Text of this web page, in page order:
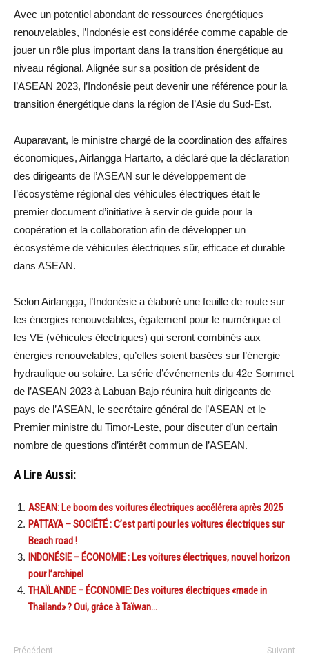
Avec un potentiel abondant de ressources énergétiques
renouvelables, l’Indonésie est considérée comme capable de
jouer un rôle plus important dans la transition énergétique au
niveau régional. Alignée sur sa position de président de
l’ASEAN 2023, l’Indonésie peut devenir une référence pour la
transition énergétique dans la région de l’Asie du Sud-Est.
Auparavant, le ministre chargé de la coordination des affaires
économiques, Airlangga Hartarto, a déclaré que la déclaration
des dirigeants de l’ASEAN sur le développement de
l’écosystème régional des véhicules électriques était le
premier document d’initiative à servir de guide pour la
coopération et la collaboration afin de développer un
écosystème de véhicules électriques sûr, efficace et durable
dans ASEAN.
Selon Airlangga, l’Indonésie a élaboré une feuille de route sur
les énergies renouvelables, également pour le numérique et
les VE (véhicules électriques) qui seront combinés aux
énergies renouvelables, qu’elles soient basées sur l’énergie
hydraulique ou solaire. La série d’événements du 42e Sommet
de l’ASEAN 2023 à Labuan Bajo réunira huit dirigeants de
pays de l’ASEAN, le secrétaire général de l’ASEAN et le
Premier ministre du Timor-Leste, pour discuter d’un certain
nombre de questions d’intérêt commun de l’ASEAN.
A Lire Aussi:
ASEAN: Le boom des voitures électriques accélérera après 2025
PATTAYA – SOCIÉTÉ : C’est parti pour les voitures électriques sur
Beach road !
INDONÉSIE – ÉCONOMIE : Les voitures électriques, nouvel horizon
pour l’archipel
THAÏLANDE – ÉCONOMIE: Des voitures électriques «made in
Thailand» ? Oui, grâce à Taïwan…
Précédent Suivant